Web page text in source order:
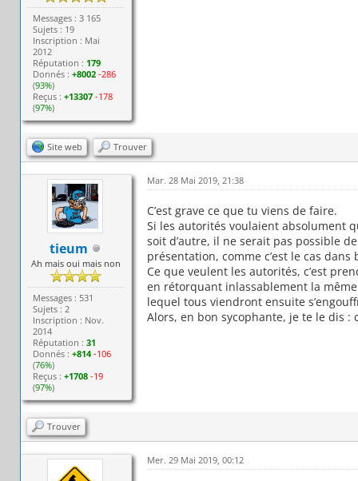
Messages : 3 165
Sujets : 19
Inscription : Mai
2012
Réputation : 179
Donnés :+8002 -286
(93%)
Reçus :+13307 -178
(97%)
Site web Trouver
tieum
Ah mais oui mais non
Messages : 531
Sujets : 2
Inscription : Nov.
2014
Réputation :31
Donnés :+814 -106
(76%)
Reçus :+1708 -19
(97%)
Mar. 28 Mai 2019, 21:38
C’est grave ce que tu viens de faire.
Si les autorités voulaient absolument
soit d’autre, il ne serait pas possible
présentation, comme c’est le cas
Ce que veulent les autorités, c’est
en rétorquant inlassablement la
lequel tous viendront ensuite
Alors, en bon sycophante, je te le dis :
Trouver
Mer. 29 Mai 2019, 00:12